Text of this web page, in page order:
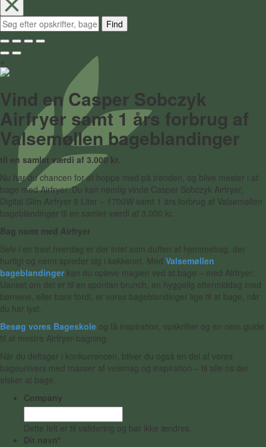
Find
+
Vind en Casper Sobczyk
Airfryer samt 1 års forbrug af
Valsemøllen bageblandinger
til en samlet værdi af 3.000 kr.
Nu har du chancen for at hoppe med på trenden, og blive mester i at
bage med Airfryer. Du kan nemlig vinde Casper Sobczyk Airfryer,
Digital Slim Airfryer 8 Liter – 1700W samt 1 års forbrug af Valsemøllen
bageblandinger til en samlet værdi af 3.000 kr.
Bag nemt med Airfryer
Selv i en travl hverdag er der intet som duften af hjemmebag, der
hurtigt og nemt spreder sig i køkkenet. Med Valsemøllen
bageblandinger kan du opleve magien ved at bage – med Airfryer.
Uanset om det er til en spontan brunch, en hyggelig eftermiddag med
børnene, eller bare fordi, er vores bageblandinger lige til at bage, når
du har lyst.
Besøg vores Bageskole og få inspiration, opskrifter og en nem guide
til at mestre Airfryer-bagning.
Når du deltager i konkurrencen, bliver du også en del af vores
bageunivers med masser af velsmag og inspiration – til alle os der
elsker at bage.
Company
Dette felt er til validering og bør ikke ændres.
Dit navn*